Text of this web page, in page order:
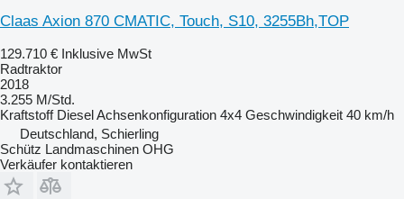
Claas Axion 870 CMATIC, Touch, S10, 3255Bh,TOP
129.710 € Inklusive MwSt
Radtraktor
2018
3.255 M/Std.
Kraftstoff DieselAchsenkonfiguration 4x4 Geschwindigkeit 40 km/h
Deutschland, Schierling
Schütz Landmaschinen OHG
Verkäufer kontaktieren